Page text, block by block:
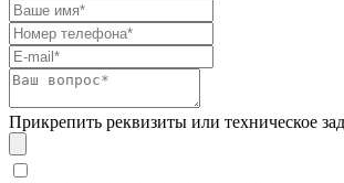
Прикрепить реквизиты или техническое